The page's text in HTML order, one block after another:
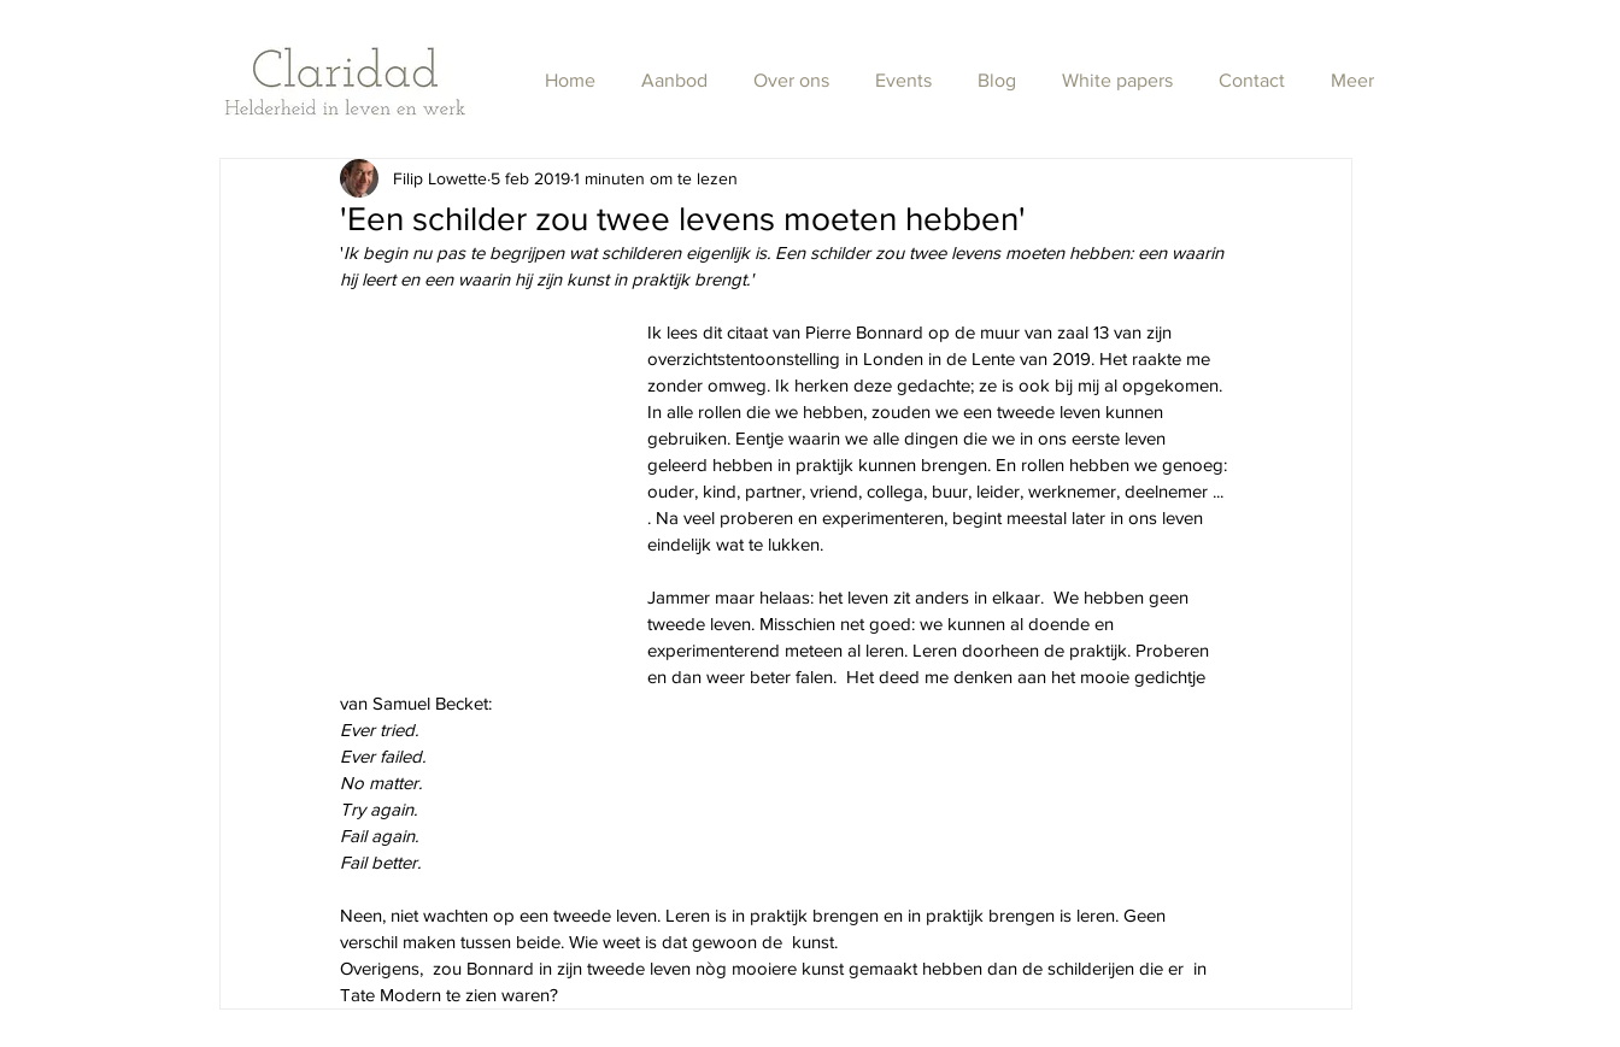
Home Aanbod Over ons Events Blog White papers Contact Meer
'Een schilder zou twee levens moeten hebben'
Filip Lowette 5 feb 20191 minuten om te lezen
'Ik begin nu pas te begrijpen wat schilderen eigenlijk is. Een schilder zou twee levens moeten hebben: een waarin
hij leert en een waarin hij zijn kunst in praktijk brengt.'
Ik lees dit citaat van Pierre Bonnard op de muur van zaal 13 van zijn
overzichtstentoonstelling in Londen in de Lente van 2019. Het raakte me
zonder omweg. Ik herken deze gedachte; ze is ook bij mij al opgekomen.
In alle rollen die we hebben, zouden we een tweede leven kunnen
gebruiken. Eentje waarin we alle dingen die we in ons eerste leven
geleerd hebben in praktijk kunnen brengen. En rollen hebben we genoeg:
ouder, kind, partner, vriend, collega, buur, leider, werknemer, deelnemer ...
. Na veel proberen en experimenteren, begint meestal later in ons leven
eindelijk wat te lukken.
Jammer maar helaas: het leven zit anders in elkaar.  We hebben geen
tweede leven. Misschien net goed: we kunnen al doende en
experimenterend meteen al leren. Leren doorheen de praktijk. Proberen
en dan weer beter falen.  Het deed me denken aan het mooie gedichtje
van Samuel Becket:
Ever tried.
Ever failed.
No matter.
Try again.
Fail again.
Fail better.
Neen, niet wachten op een tweede leven. Leren is in praktijk brengen en in praktijk brengen is leren. Geen
verschil maken tussen beide. Wie weet is dat gewoon de  kunst.
Overigens,  zou Bonnard in zijn tweede leven nòg mooiere kunst gemaakt hebben dan de schilderijen die er  in
Tate Modern te zien waren?